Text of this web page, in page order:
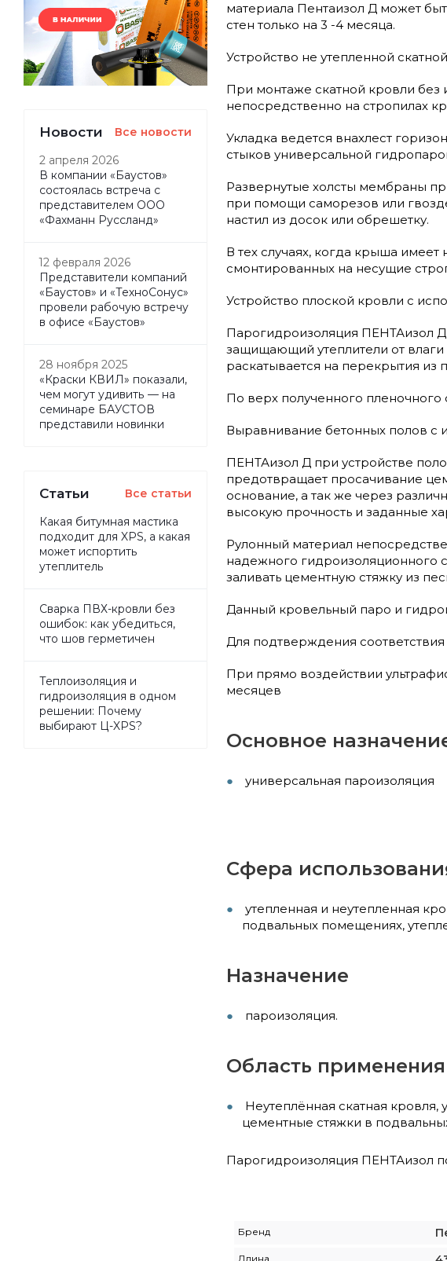
материала Пентаизол Д может
стен только на 3 -4 месяца.
Устройство не утепленной
При монтаже скатной кровли без
непосредственно на стропилах
Укладка ведется внахлест
стыков универсальной
Развернутые холсты мембраны
при помощи саморезов или
настил из досок или обрешетку.
В тех случаях, когда крыша
смонтированных на несущие
Устройство плоской кровли с
Парогидроизоляция ПЕНТАизол
защищающий утеплители от
раскатывается на перекрытия из
По верх полученного
Выравнивание бетонных полов с
ПЕНТАизол Д при устройстве
предотвращает просачивание
основание, а так же через
высокую прочность и заданные
Рулонный материал
надежного гидроизоляционного
заливать цементную стяжку из
Данный кровельный паро и
Для подтверждения
При прямо воздействии
месяцев
Основное
универсальная пароизоляция
Сфера
утепленная и неутепленная
подвальных помещениях,
Назначение
пароизоляция.
Область применения
Неутеплённая скатная
цементные стяжки в
Парогидроизоляция ПЕНТАизол
Бренд
Длина
Новости Все новости
2 апреля 2026
В компании «Баустов»
состоялась встреча с
представителем ООО
«Фахманн Руссланд»
12 февраля 2026
Представители компаний
«Баустов» и «ТехноСонус»
провели рабочую встречу
в офисе «Баустов»
28 ноября 2025
«Краски КВИЛ» показали,
чем могут удивить — на
семинаре БАУСТОВ
представили новинки
Статьи Все статьи
Какая битумная мастика
подходит для XPS, а какая
может испортить
утеплитель
Сварка ПВХ-кровли без
ошибок: как убедиться,
что шов герметичен
Теплоизоляция и
гидроизоляция в одном
решении: Почему
выбирают Ц-XPS?